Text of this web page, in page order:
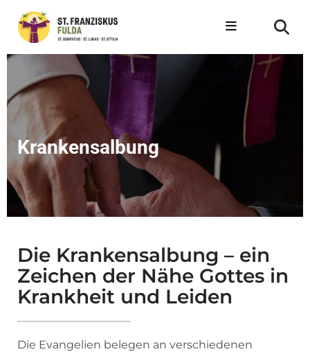
Krankensalbung
Die Krankensalbung – ein
Zeichen der Nähe Gottes in
Krankheit und Leiden
Die Evangelien belegen an verschiedenen